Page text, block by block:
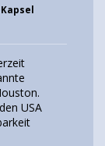
USA